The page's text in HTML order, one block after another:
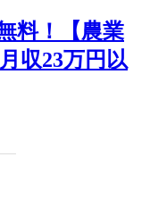
料！【農業
収23万円以